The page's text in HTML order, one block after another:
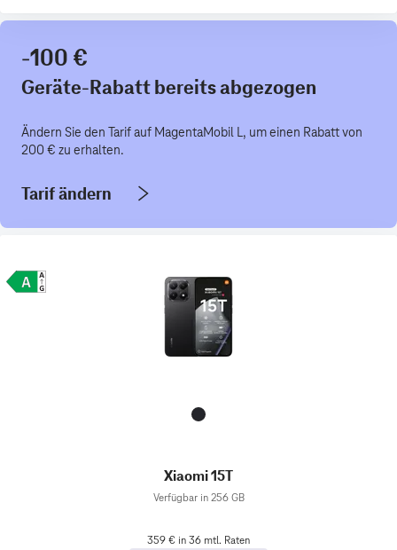
-100 €
Geräte-Rabatt bereits abgezogen
Ändern Sie den Tarif auf MagentaMobil L, um einen Rabatt von
200 € zu erhalten.
Tarif ändern
Xiaomi 15T
Verfügbar in 256 GB
359 € in 36 mtl. Raten